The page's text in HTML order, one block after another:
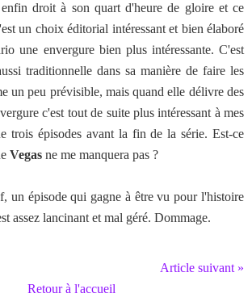
droit à son quart d'heure de gloire et ce
un choix éditorial intéressant et bien élaboré
une envergure bien plus intéressante. C'est
traditionnelle dans sa manière de faire les
un peu prévisible, mais quand elle délivre des
c'est tout de suite plus intéressant à mes
trois épisodes avant la fin de la série. Est-ce
Vegas ne me manquera pas ?
un épisode qui gagne à être vu pour l'histoire
assez lancinant et mal géré. Dommage.
Article suivant »
Retour à l'accueil